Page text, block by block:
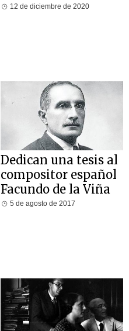
12 de diciembre de 2020
Dedican una tesis al
compositor español
Facundo de la Viña
5 de agosto de 2017